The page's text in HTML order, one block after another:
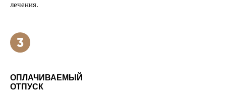
лечения.
ОПЛАЧИВАЕМЫЙ
ОТПУСК